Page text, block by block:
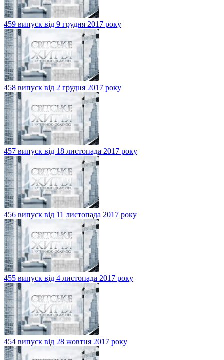
459 випуск від 9 грудня 2017 року
458 випуск від 2 грудня 2017 року
457 випуск від 18 листопада 2017 року
456 випуск від 11 листопада 2017 року
455 випуск від 4 листопада 2017 року
454 випуск від 28 жовтня 2017 року